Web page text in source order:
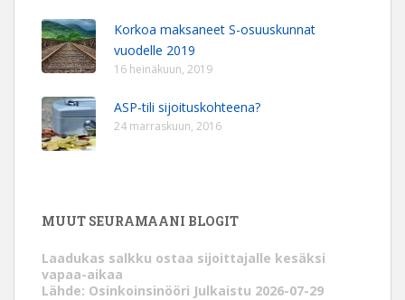
Korkoa maksaneet S-osuuskunnat
vuodelle 2019
16 heinäkuun, 2019
ASP-tili sijoituskohteena?
24 marraskuun, 2016
MUUT SEURAMAANI BLOGIT
Laadukas salkku ostaa sijoittajalle kesäksi
vapaa-aikaa
Lähde: Osinkoinsinööri Julkaistu 2026-07-29